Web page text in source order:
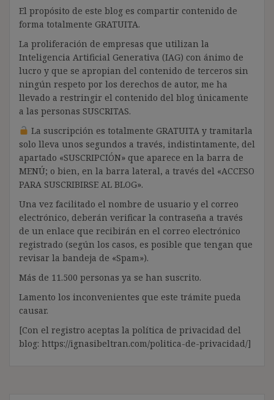
El propósito de este blog es compartir contenido de
forma totalmente GRATUITA.
La proliferación de empresas que utilizan la
Inteligencia Artificial Generativa (IAG) con ánimo de
lucro y que se apropian del contenido de terceros sin
ningún respeto por los derechos de autor, me ha
llevado a restringir el contenido del blog únicamente
a las personas SUSCRITAS.
La suscripción es totalmente GRATUITA y tramitarla
solo lleva unos segundos a través, indistintamente, del
apartado «SUSCRIPCIÓN» que aparece en la barra de
MENÚ; o bien, en la barra lateral, a través del «ACCESO
PARA SUSCRIBIRSE AL BLOG».
Una vez facilitado el nombre de usuario y el correo
electrónico, deberán verificar la contraseña a través
de un enlace que recibirán en el correo electrónico
registrado (según los casos, es posible que tengan que
revisar la bandeja de «Spam»).
Más de 11.500 personas ya se han suscrito.
Lamento los inconvenientes que este trámite pueda
causar.
[Con el registro aceptas la política de privacidad del
blog: https://ignasibeltran.com/politica-de-privacidad/]